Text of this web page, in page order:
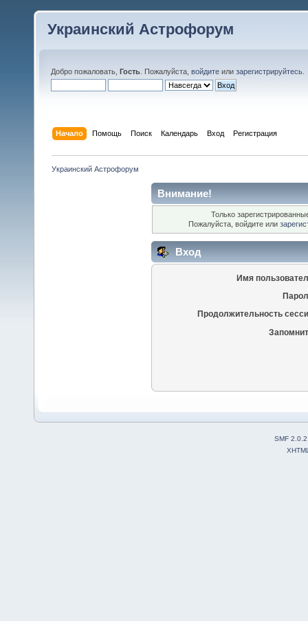
Украинский Астрофорум
Добро пожаловать, Гость . Пожалуйста, войдите или зарегистрируйтесь
Начало Помощь Поиск Календарь Вход Регистрация
Украинский Астрофорум
Внимание!
Только
Пожалуйста, войдите или
Вход
Имя
Продолжительность
SMF 2.0.2